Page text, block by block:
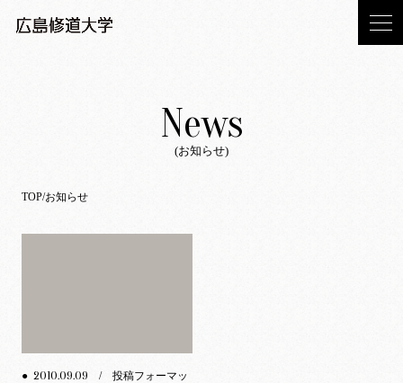
News
(お知らせ)
TOP お知らせ
● 2010.09.09
/ 投稿フォーマッ